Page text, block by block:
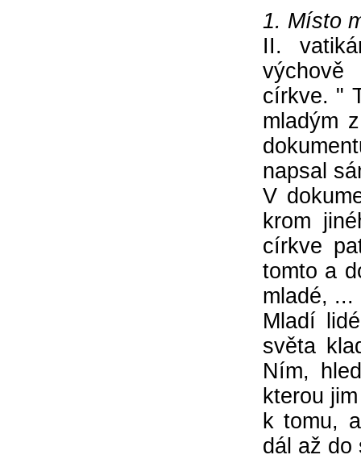
1. Místo
II.
výchově
církve. "
mladým
napsal
V
krom
církve
tomto a
mladé, ...
Mladí
světa
Ním,
kterou
k tomu,
dál až do